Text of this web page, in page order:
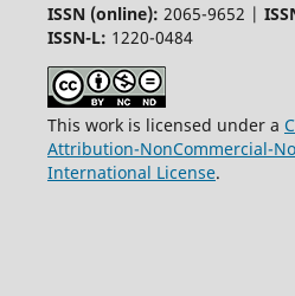
ISSN (online): 2065-9652 |
ISSN-L: 1220-0484
This work is licensed under a
Attribution-NonCommercial-
International License.